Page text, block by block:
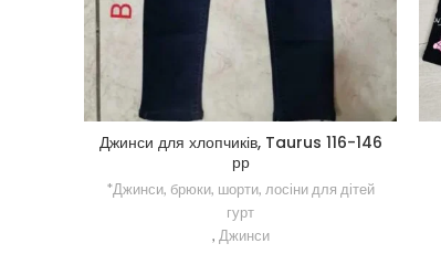
Джинси для хлопчиків, Taurus 116-146
рр
*Джинси, брюки, шорти, лосіни для дітей
гурт
, Джинси